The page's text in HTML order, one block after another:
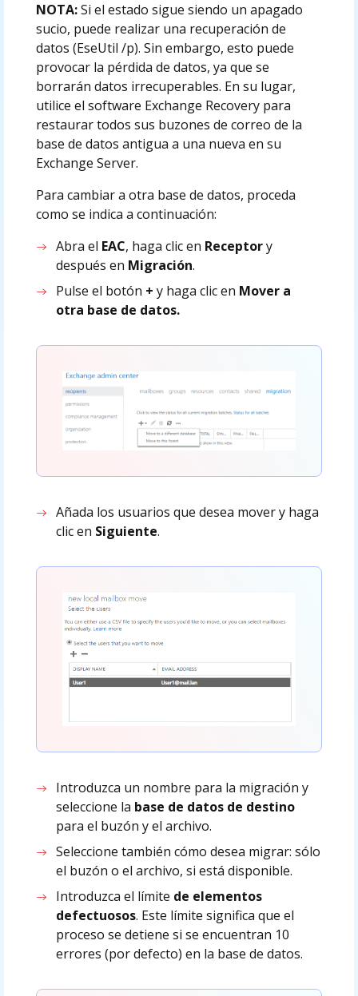
NOTA:Si el estado sigue siendo un apagado
sucio, puede realizar una recuperación de
datos (EseUtil /p). Sin embargo, esto puede
provocar la pérdida de datos, ya que se
borrarán datos irrecuperables. En su lugar,
utilice el software Exchange Recovery para
restaurar todos sus buzones de correo de la
base de datos antigua a una nueva en su
Exchange Server.
Para cambiar a otra base de datos, proceda
como se indica a continuación:
Abra el EAC, haga clic en Receptory
después en Migración.
Pulse el botón +y haga clic en Mover a
otra base de datos.
Añada los usuarios que desea mover y haga
clic en Siguiente.
Introduzca un nombre para la migración y
seleccione la base de datos de destino
para el buzón y el archivo.
Seleccione también cómo desea migrar: sólo
el buzón o el archivo, si está disponible.
Introduzca el límite de elementos
defectuosos. Este límite significa que el
proceso se detiene si se encuentran 10
errores (por defecto) en la base de datos.